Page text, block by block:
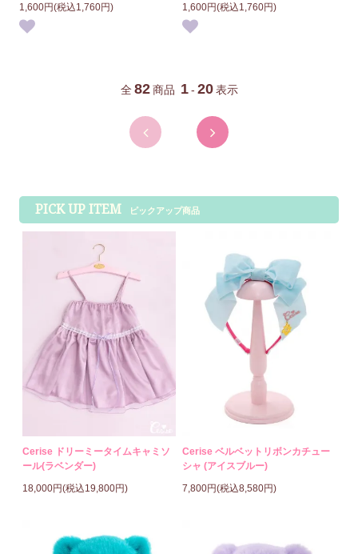
1,600円(税込1,760円)
1,600円(税込1,760円)
全 82 商品 1 - 20 表示
PICK UP ITEM ピックアップ商品
Cerise ドリーミータイムキャミソ
ール(ラベンダー)
18,000円(税込19,800円)
Cerise ベルベットリボンカチュー
シャ (アイスブルー)
7,800円(税込8,580円)